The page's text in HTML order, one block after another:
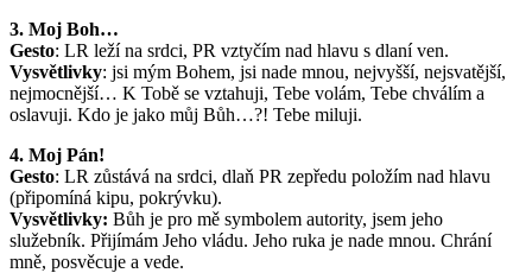
3. Moj Boh…
Gesto: LR leží na srdci, PR vztyčím nad hlavu s dlaní ven.
Vysvětlivky: jsi mým Bohem, jsi nade mnou, nejvyšší, nejsvatější,
nejmocnější… K Tobě se vztahuji, Tebe volám, Tebe chválím a
oslavuji. Kdo je jako můj Bůh…?! Tebe miluji.
4. Moj Pán!
Gesto: LR zůstává na srdci, dlaň PR zepředu položím nad hlavu
(připomíná kipu, pokrývku).
Vysvětlivky: Bůh je pro mě symbolem autority, jsem jeho
služebník. Přijímám Jeho vládu. Jeho ruka je nade mnou. Chrání
mně, posvěcuje a vede.